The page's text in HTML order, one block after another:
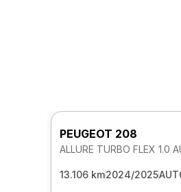
PEUGEOT 208
ALLURE TURBO FLEX 1.0
13.106 km2024/2025